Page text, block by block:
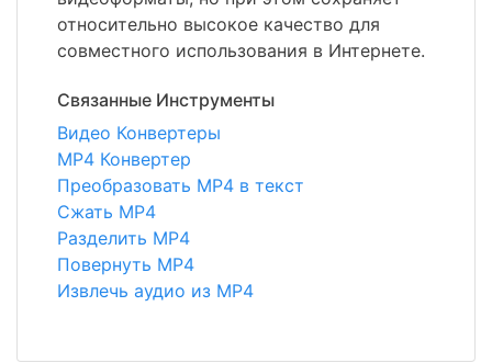
относительно высокое качество для
совместного использования в Интернете.
Связанные Инструменты
Видео Конвертеры
MP4 Конвертер
Преобразовать MP4 в текст
Сжать MP4
Разделить MP4
Повернуть MP4
Извлечь аудио из MP4